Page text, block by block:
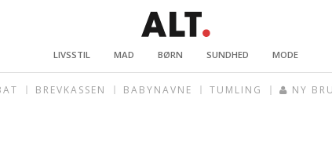
LIVSSTIL MAD BØRN SUNDHED MODE
BREVKASSEN BABYNAVNE TUMLING NY